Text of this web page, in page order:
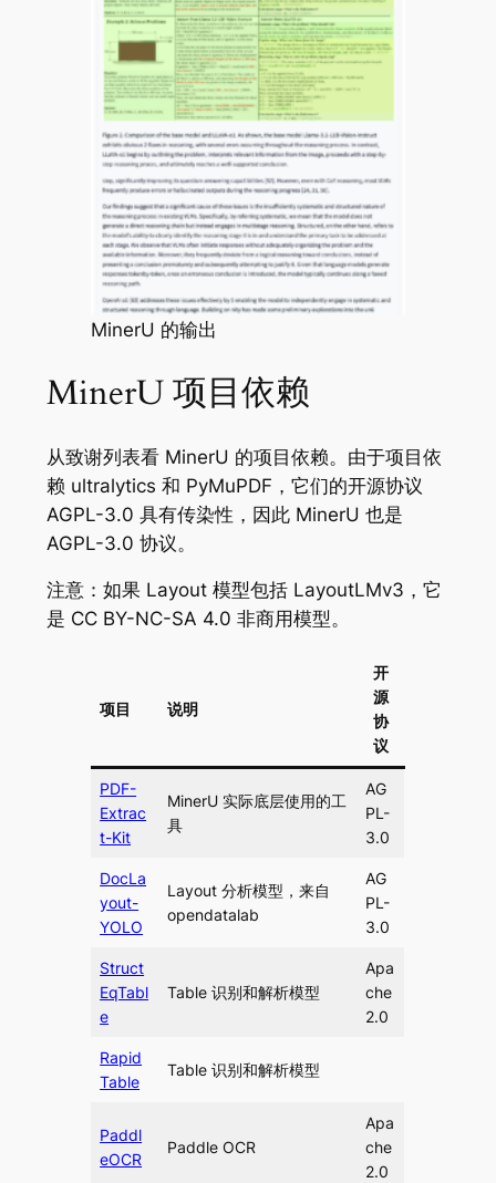
MinerU 的输出
MinerU 项目依赖
从致谢列表看 MinerU 的项目依赖。由于项目依
赖 ultralytics 和 PyMuPDF，它们的开源协议
AGPL-3.0 具有传染性，因此 MinerU 也是
AGPL-3.0 协议。
注意：如果 Layout 模型包括 LayoutLMv3，它
是 CC BY-NC-SA 4.0 非商用模型。
项目 说明
开
源
协
议
PDF-
Extrac
t-Kit
MinerU 实际底层使用的工
具
AG
PL-
3.0
DocLa
yout-
YOLO
Layout 分析模型，来自
opendatalab
AG
PL-
3.0
Struct
EqTabl
e
Table 识别和解析模型
Apa
che
2.0
Rapid
Table
Table 识别和解析模型
Paddl
eOCR
Paddle OCR
Apa
che
2.0